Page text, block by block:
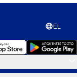
EL